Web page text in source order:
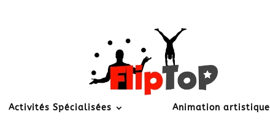
Activités Spécialisées Animation artistique